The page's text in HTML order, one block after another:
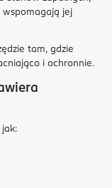
jej
tam, gdzie
i ochronnie.
jak: